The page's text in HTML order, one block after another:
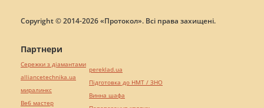
Copyright © 2014-2026 «Протокол». Всі права захищені.
Партнери
Сережки з діамантами
alliancetechnika.ua
миралинкс
Веб мастер
pereklad.ua
Підготовка до НМТ / ЗНО
Винна шафа